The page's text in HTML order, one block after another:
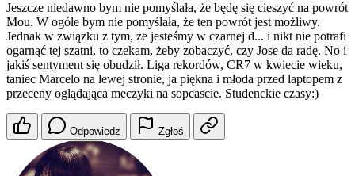
Jeszcze niedawno bym nie pomyślała, że będę się cieszyć na powrót
Mou. W ogóle bym nie pomyślała, że ten powrót jest możliwy.
Jednak w związku z tym, że jesteśmy w czarnej d... i nikt nie potrafi
ogarnąć tej szatni, to czekam, żeby zobaczyć, czy Jose da radę. No i
jakiś sentyment się obudził. Liga rekordów, CR7 w kwiecie wieku,
taniec Marcelo na lewej stronie, ja piękna i młoda przed laptopem z
przeceny oglądająca meczyki na sopcascie. Studenckie czasy:)
Odpowiedz Zgłoś